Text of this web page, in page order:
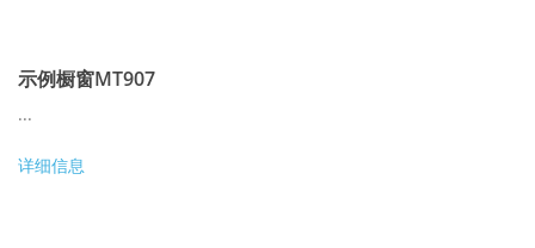
示例橱窗MT907
...
详细信息